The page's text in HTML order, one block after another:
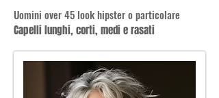
Uomini over 45 look hipster o particolare
Capelli lunghi, corti, medi e rasati